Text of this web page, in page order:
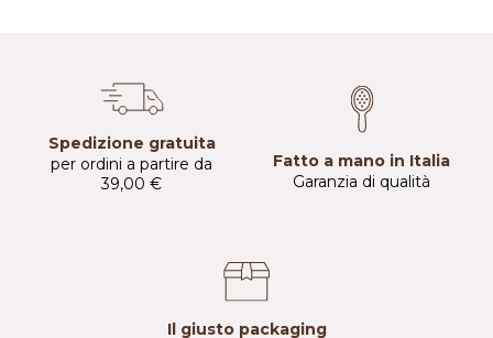
Spedizione gratuita
per ordini a partire da
39,00 €
Fatto a mano in Italia
Garanzia di qualità
Il giusto packaging